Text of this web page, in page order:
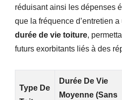
réduisant ainsi les dépenses
que la fréquence d’entretien
durée de vie toiture,
futurs exorbitants liés à des
Type De
Durée De Vie
Moyenne (sans